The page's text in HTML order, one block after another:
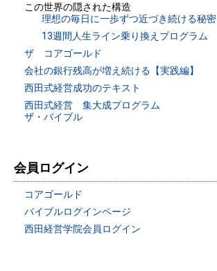
この世界の隠された構造
理想の毎日に一歩ずつ近づき続ける秘密
13週間人生ライン乗り換えプログラム
ザ コアゴールド
会社の銀行残高が増え続ける【実践編】
西田式経営成功のテキスト
西田式経営 集大成プログラム
ザ・バイブル
会員ログイン
コアゴールド
バイブルログインページ
西田経営学院会員ログイン